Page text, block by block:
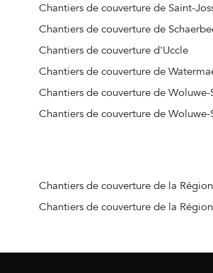
Chantiers de couverture de Saint-
Chantiers de couverture de
Chantiers de couverture d'Uccle
Chantiers de couverture de
Chantiers de couverture de
Chantiers de couverture de Woluwe-
Chantiers de couverture de la
Chantiers de couverture de la